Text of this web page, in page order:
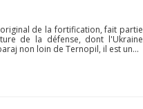
de la fortification, fait partie
de la défense, dont l'Ukraine
non loin de Ternopil, il est un...